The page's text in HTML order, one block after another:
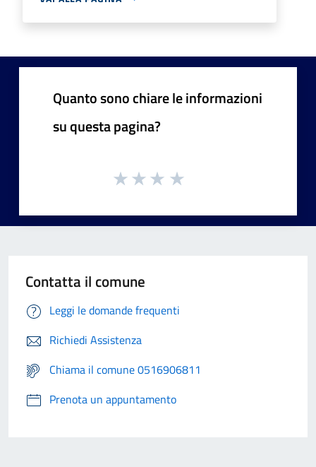
Quanto sono chiare le informazioni
su questa pagina?
Contatta il comune
Leggi le domande frequenti
Richiedi Assistenza
Chiama il comune 0516906811
Prenota un appuntamento